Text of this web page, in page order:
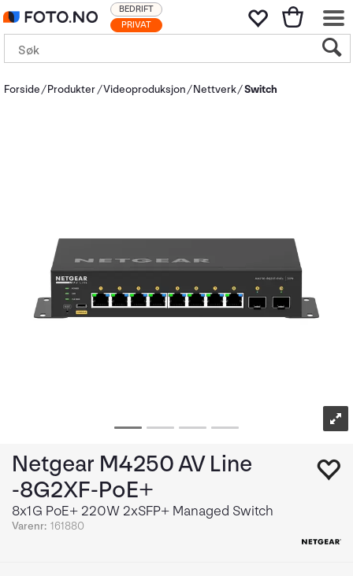
PRIVAT
BEDRIFT
Forside Produkter Videoproduksjon Nettverk Switch
Netgear M4250 AV Line
-8G2XF-PoE+
8x1G PoE+ 220W 2xSFP+ Managed Switch
Varenr: 161880